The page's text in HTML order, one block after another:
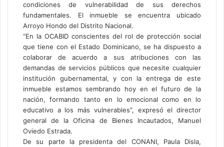
condiciones de vulnerabilidad de sus derechos
fundamentales. El inmueble se encuentra ubicado
Arroyo Hondo del Distrito Nacional.
“En la OCABID conscientes del rol de protección social
que tiene con el Estado Dominicano, se ha dispuesto a
colaborar de acuerdo a sus atribuciones con las
demandas de servicios públicos que necesite cualquier
institución gubernamental, y con la entrega de este
inmueble estamos sembrando hoy en el futuro de la
nación, formando tanto en lo emocional como en lo
educativo a los más vulnerables”, expresó el director
general de la Oficina de Bienes Incautados, Manuel
Oviedo Estrada.
De su parte la presidenta del CONANI, Paula Disla,